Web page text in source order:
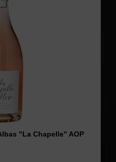
"La Chapelle" AOP